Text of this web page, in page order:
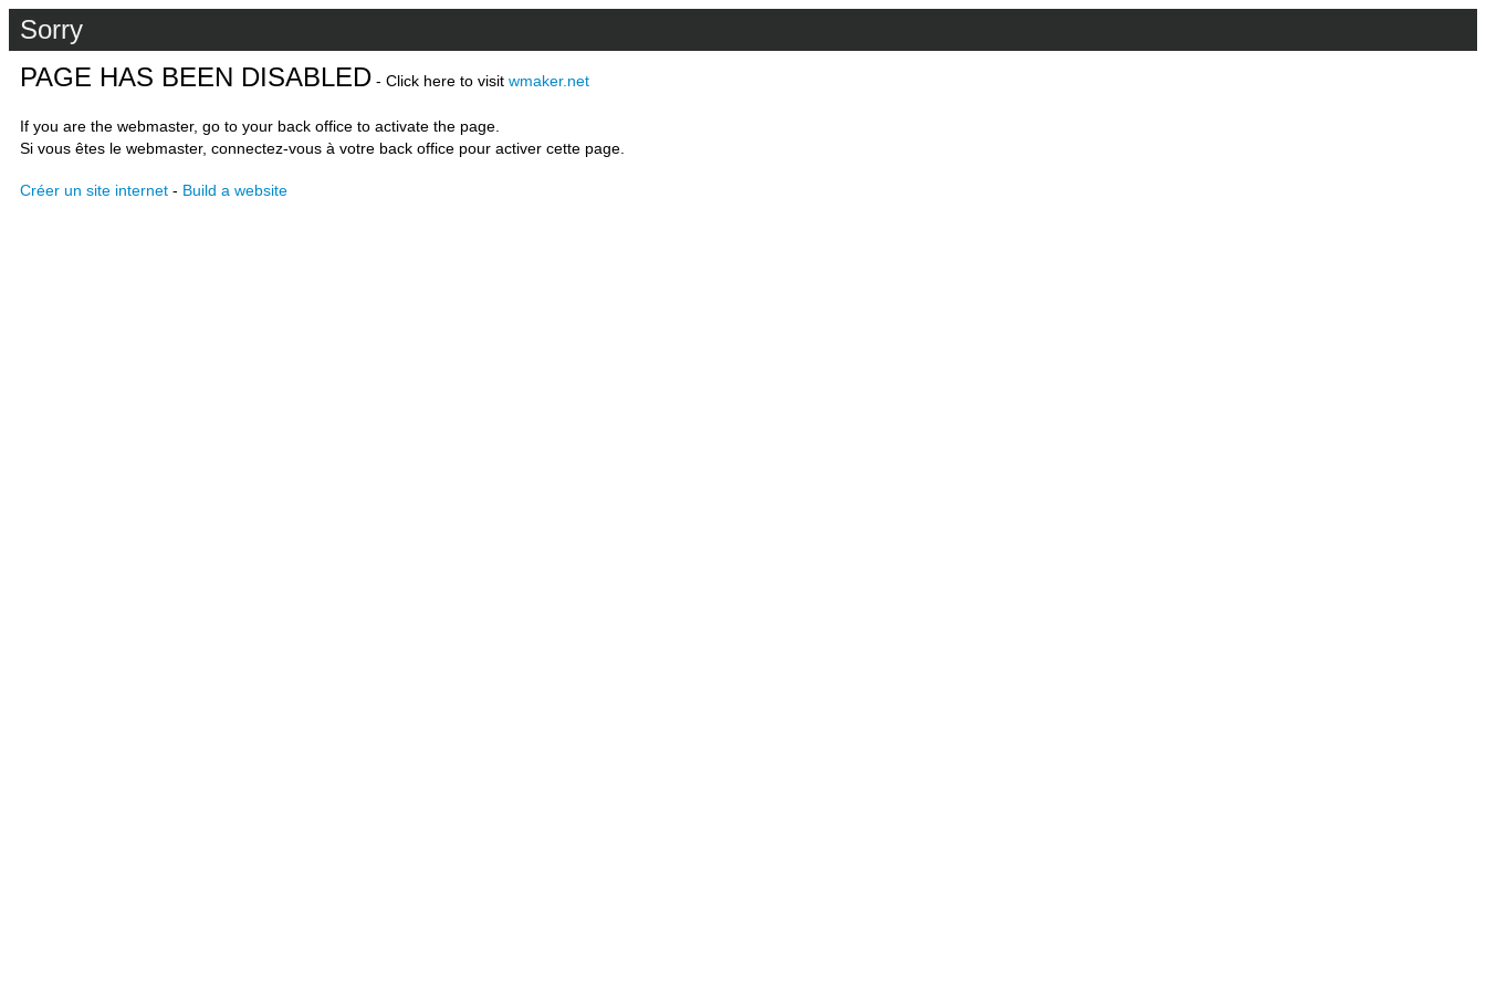
Sorry
PAGE HAS BEEN DISABLED - Click here to visit wmaker.net
If you are the webmaster, go to your back office to activate the page.
Si vous êtes le webmaster, connectez-vous à votre back office pour activer cette page.
Créer un site internet - Build a website